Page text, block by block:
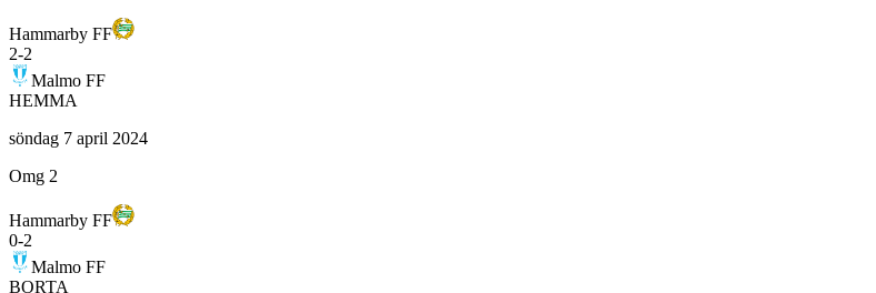
Hammarby FF
2-2
Malmo FF
HEMMA
söndag 7 april 2024
Omg 2
Hammarby FF
0-2
Malmo FF
BORTA